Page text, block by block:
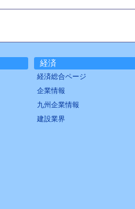
経済
経済総合ページ
企業情報
九州企業情報
建設業界